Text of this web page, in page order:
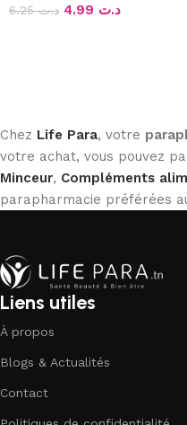
د.ت6.25 د.ت
Chez Life Para, votre
votre achat, vous pouvez
Minceur, Compléments
parapharmacie préférées
Liens utiles
À propos
Blogs & Actualités
Contact